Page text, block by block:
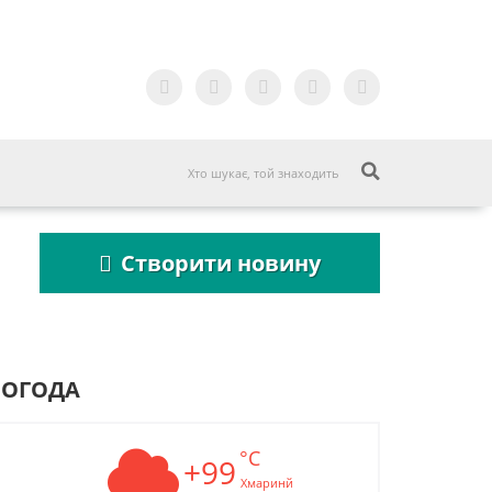
Створити новину
Пошукова строка
зникне до 2027
+99 °C
Хмаринй